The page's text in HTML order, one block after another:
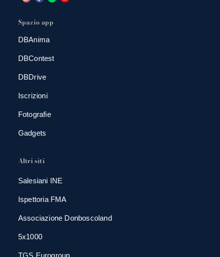
Spazio app
DBAnima
DBContest
DBDrive
Iscrizioni
Fotografie
Gadgets
Altri siti
Salesiani INE
Ispettoria FMA
Associazione Donboscoland
5x1000